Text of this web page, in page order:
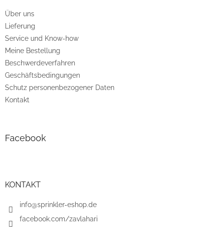
e
Über uns
Lieferung
Service und Know-how
Meine Bestellung
Beschwerdeverfahren
Geschäftsbedingungen
Schutz personenbezogener Daten
Kontakt
Facebook
KONTAKT
info@sprinkler-eshop.de
facebook.com/zavlahari